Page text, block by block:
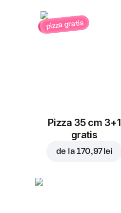
pizza gratis
Pizza 35 cm 3+1
gratis
de la 170,97 lei